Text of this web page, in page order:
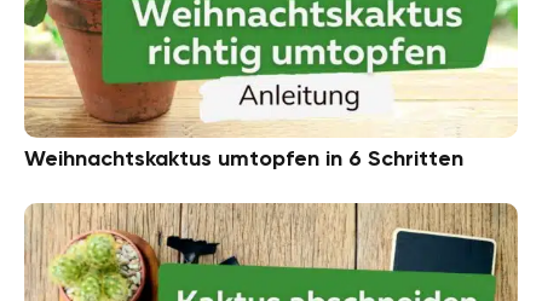
Weihnachtskaktus umtopfen in 6 Schritten